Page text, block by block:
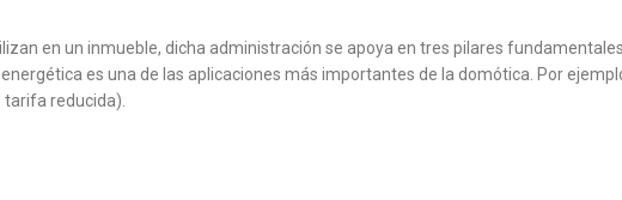
en un inmueble, dicha administración se apoya en tres pilares
es una de las aplicaciones más importantes de la domótica. Por
tarifa reducida).